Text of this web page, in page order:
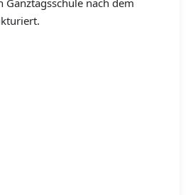
Ganztagsschule nach dem